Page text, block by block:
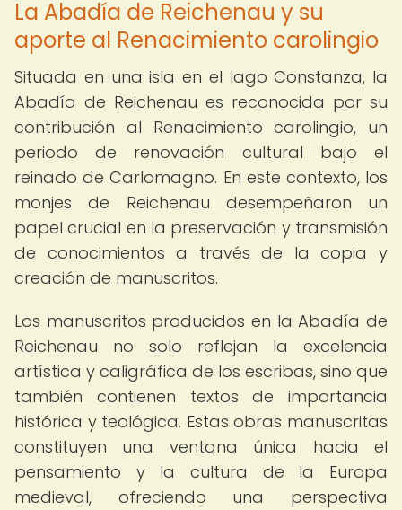
La Abadía de Reichenau y su
aporte al Renacimiento carolingio
Situada en una isla en el lago Constanza, la
Abadía de Reichenau es reconocida por su
contribución al Renacimiento carolingio, un
periodo de renovación cultural bajo el
reinado de Carlomagno. En este contexto, los
monjes de Reichenau desempeñaron un
papel crucial en la preservación y transmisión
de conocimientos a través de la copia y
creación de manuscritos.
Los manuscritos producidos en la Abadía de
Reichenau no solo reflejan la excelencia
artística y caligráfica de los escribas, sino que
también contienen textos de importancia
histórica y teológica. Estas obras manuscritas
constituyen una ventana única hacia el
pensamiento y la cultura de la Europa
medieval, ofreciendo una perspectiva